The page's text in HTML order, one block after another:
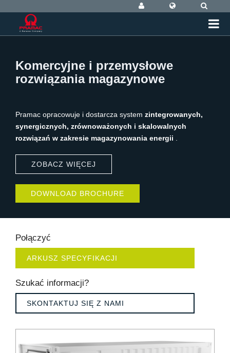
Komercyjne i przemysłowe
rozwiązania magazynowe
Pramac opracowuje i dostarcza system zintegrowanych,
synergicznych, zrównoważonych i skalowalnych
rozwiązań w zakresie magazynowania energii
ZOBACZ WIĘCEJ
DOWNLOAD BROCHURE
Połączyć
ARKUSZ SPECYFIKACJI
Szukać informacji?
SKONTAKTUJ SIĘ Z NAMI